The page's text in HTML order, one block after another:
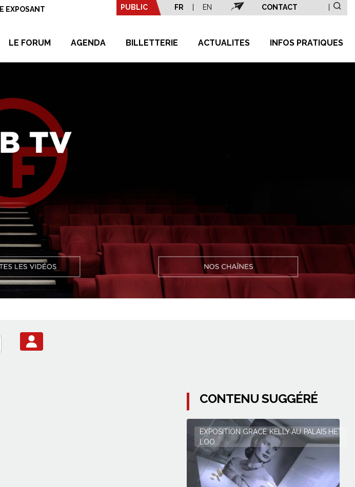
EXPOSANT PUBLIC FR EN CONTACT
LE FORUM AGENDA BILLETTERIE ACTUALITES INFOS PRATIQUES
CONTENU SUGGÉRÉ
EXPOSITION GRACE KELLY AU PALAIS HET
LOO...